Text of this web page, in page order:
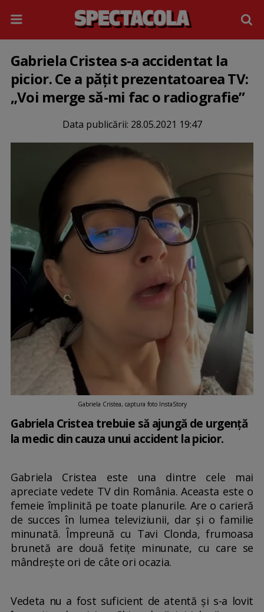
Gabriela Cristea s-a accidentat la
picior. Ce a pățit prezentatoarea TV:
„Voi merge să-mi fac o radiografie”
Data publicării: 28.05.2021 19:47
Gabriela Cristea, captura foto InstaStory
Gabriela Cristea trebuie să ajungă de urgență
la medic din cauza unui accident la picior.
Gabriela Cristea este una dintre cele mai
apreciate vedete TV din România. Aceasta este o
femeie împlinită pe toate planurile. Are o carieră
de succes în lumea televiziunii, dar și o familie
minunată. Împreună cu Tavi Clonda, frumoasa
brunetă are două fetițe minunate, cu care se
mândrește ori de câte ori ocazia.
Vedeta nu a fost suficient de atentă și s-a lovit